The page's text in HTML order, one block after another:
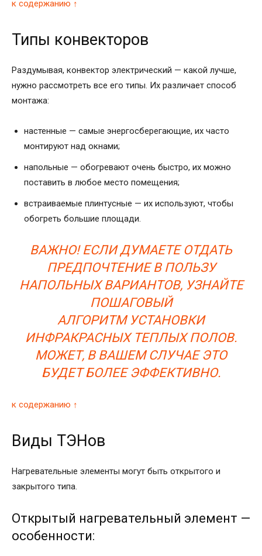
к содержанию ↑
Типы конвекторов
Раздумывая, конвектор электрический — какой лучше,
нужно рассмотреть все его типы. Их различает способ
монтажа:
настенные — самые энергосберегающие, их часто
монтируют над окнами;
напольные — обогревают очень быстро, их можно
поставить в любое место помещения;
встраиваемые плинтусные — их используют, чтобы
обогреть большие площади.
ВАЖНО! ЕСЛИ ДУМАЕТЕ ОТДАТЬ
ПРЕДПОЧТЕНИЕ В ПОЛЬЗУ
НАПОЛЬНЫХ ВАРИАНТОВ, УЗНАЙТЕ
ПОШАГОВЫЙ
АЛГОРИТМ УСТАНОВКИ
ИНФРАКРАСНЫХ ТЕПЛЫХ ПОЛОВ.
МОЖЕТ, В ВАШЕМ СЛУЧАЕ ЭТО
БУДЕТ БОЛЕЕ ЭФФЕКТИВНО.
к содержанию ↑
Виды ТЭНов
Нагревательные элементы могут быть открытого и
закрытого типа.
Открытый нагревательный элемент —
особенности: